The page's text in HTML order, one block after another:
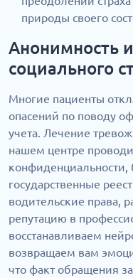
природы своего
Анонимность
социального
Многие пациенты
опасений по поводу
учета. Лечение
нашем центре
конфиденциальности,
государственные
водительские права,
репутацию в
восстанавливаем
возвращаем вам
что факт обращения